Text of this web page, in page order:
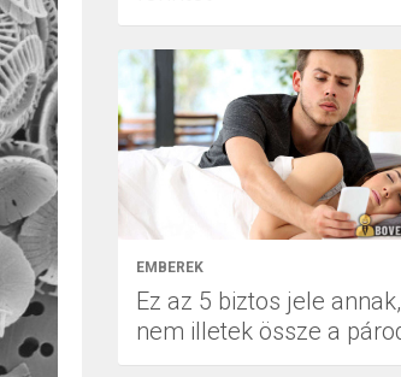
EMBEREK
Ez az 5 biztos jele
nem illetek össze a